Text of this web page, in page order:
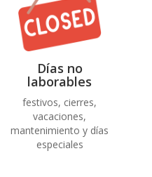
Días no
laborables
festivos, cierres,
vacaciones,
mantenimiento y días
especiales